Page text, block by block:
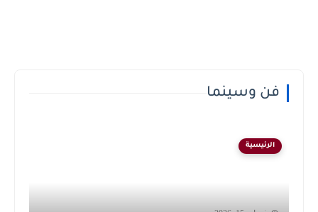
فن وسينما
الرئيسية